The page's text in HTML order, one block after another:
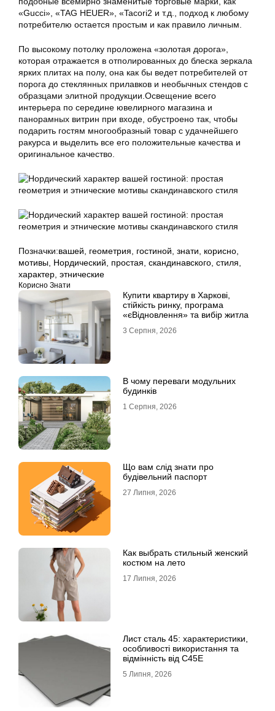
«Gucci», «TAG HEUER», «Tacori2 и т.д., подход к любому
потребителю остается простым и как правило личным.
По высокому потолку проложена «золотая дорога»,
которая отражается в отполированных до блеска зеркала
ярких плитах на полу, она как бы ведет потребителей от
порога до стеклянных прилавков и необычных стендов с
образцами элитной продукции.Освещение всего
интерьера по середине ювелирного магазина и
панорамных витрин при входе, обустроено так, чтобы
подарить гостям многообразный товар с удачнейшего
ракурса и выделить все его положительные качества и
оригинальное качество.
Позначки:вашей геометрия гостиной знати корисно
мотивы Нордический простая скандинавского стиля
характер этнические
Корисно Знати
Купити квартиру в Харкові,
стійкість ринку, програма
«єВідновлення» та вибір житла
3 Серпня, 2026
В чому переваги модульних
будинків
1 Серпня, 2026
Що вам слід знати про
будівельний паспорт
27 Липня, 2026
Как выбрать стильный женский
костюм на лето
17 Липня, 2026
Лист сталь 45: характеристики,
особливості використання та
відмінність від C45E
5 Липня, 2026